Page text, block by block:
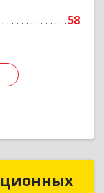
58
Подробнее